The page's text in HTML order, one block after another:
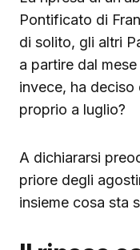
Pontificato di
di solito, gli altri
a partire dal
invece, ha deciso
proprio a luglio?
A dichiararsi
priore degli
insieme cosa sta